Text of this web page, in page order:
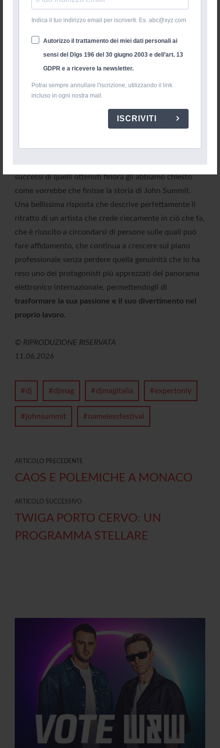
Indica il tuo indirizzo email per iscriverti. Es. abc@xyz.com
Autorizzo il trattamento dei miei dati personali ai
sensi del Dlgs 196 del 30 giugno 2003 e dell’art. 13
GDPR e a ricevere la newsletter.
Potrai sempre annullare l'iscrizione, utilizzando il link
incluso in ogni nostra mail.
ISCRIVITI
domanda che riguarda il futuro. Augurandogli
successi di quelli ottenuti finora gli abbiamo chiesto
come vorrebbe che finisse la storia di John Summit.
Una bellissima risposta che descrive perfettamente il
ritratto di un artista che crede ciecamente in ciò che fa,
che è riuscito a circondarsi di persone sulle quali può
fare affidamento, che continua a crescere sul piano
professionale senza perdere quella genuinità che lo ha
reso uno dei protagonisti più apprezzati del panorama
elettronico internazionale, permettendogli di
trasformare la sua passione e il suo divertimento nel
proprio lavoro.
© RIPRODUZIONE RISERVATA
11.06.2026
dj djmag djmagitalia expertonly
johnsummit namelessfestival
ARTICOLO PRECEDENTE
CAOS E POLEMICHE A MONACO
ARTICOLO SUCCESSIVO
TWIGA PORTO CERVO: UN
PROGRAMMA STELLARE